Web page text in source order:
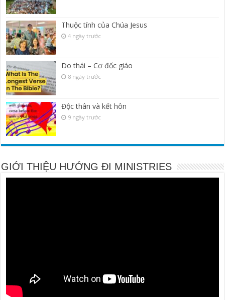
Thuộc tính của Chúa Jesus
4 ngày trước
Do thái – Cơ đốc giáo
8 ngày trước
Độc thân và kết hôn
9 ngày trước
GIỚI THIỆU HƯỚNG ĐI MINISTRIES